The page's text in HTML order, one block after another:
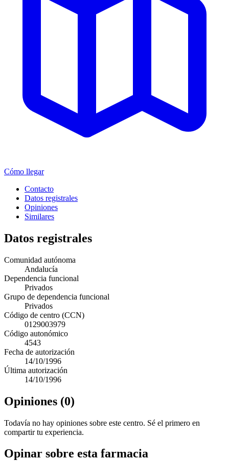
Cómo llegar
Contacto
Datos registrales
Opiniones
Similares
Datos registrales
Comunidad autónoma
Andalucía
Dependencia funcional
Privados
Grupo de dependencia funcional
Privados
Código de centro (CCN)
0129003979
Código autonómico
4543
Fecha de autorización
14/10/1996
Última autorización
14/10/1996
Opiniones (0)
Todavía no hay opiniones sobre este centro. Sé el primero en
compartir tu experiencia.
Opinar sobre esta farmacia